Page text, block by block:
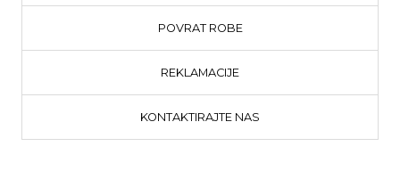
POVRAT ROBE
REKLAMACIJE
KONTAKTIRAJTE NAS